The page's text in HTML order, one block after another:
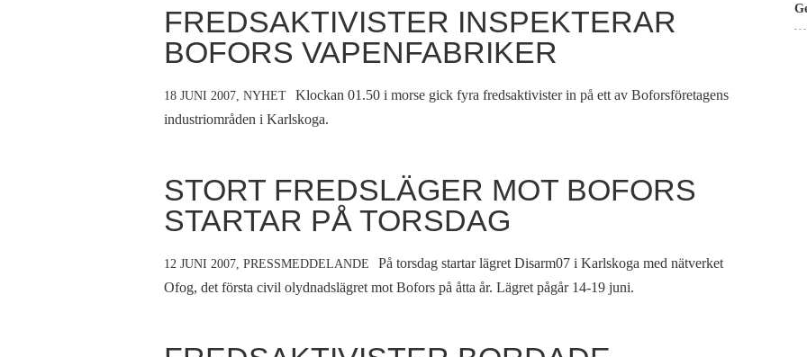
FREDSAKTIVISTER INSPEKTERAR
BOFORS VAPENFABRIKER
18 JUNI 2007, NYHET
Klockan 01.50 i morse gick fyra fredsaktivister in på ett av Boforsföretagens
industriområden i Karlskoga.
STORT FREDSLÄGER MOT BOFORS
STARTAR PÅ TORSDAG
12 JUNI 2007, PRESSMEDDELANDE
På torsdag startar lägret Disarm07 i Karlskoga med nätverket
Ofog, det första civil olydnadslägret mot Bofors på åtta år. Lägret pågår 14-19 juni.